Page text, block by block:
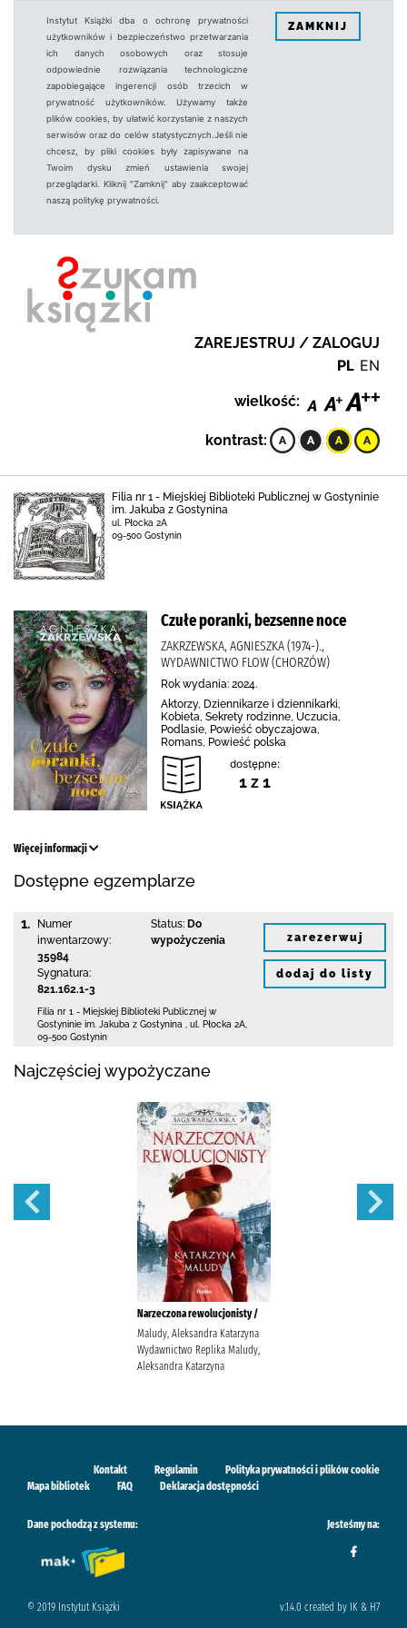
Instytut Książki dba o ochronę prywatności
użytkowników i bezpieczeństwo przetwarzania
ich danych osobowych oraz stosuje
odpowiednie rozwiązania technologiczne
zapobiegające ingerencji osób trzecich w
prywatność użytkowników. Używamy także
plików cookies, by ułatwić korzystanie z naszych
serwisów oraz do celów statystycznych.Jeśli nie
chcesz, by pliki cookies były zapisywane na
Twoim dysku zmień ustawienia swojej
przeglądarki. Kliknij "Zamknij" aby zaakceptować
naszą politykę prywatności.
ZAMKNIJ
ZAREJESTRUJ / ZALOGUJ
PL EN
wielkość:
kontrast:
Filia nr 1 - Miejskiej Biblioteki Publicznej w Gostyninie
im. Jakuba z Gostynina
ul. Płocka 2A
09-500 Gostynin
Czułe poranki, bezsenne noce
ZAKRZEWSKA, AGNIESZKA (1974-).,
WYDAWNICTWO FLOW (CHORZÓW)
Rok wydania: 2024.
Aktorzy, Dziennikarze i dziennikarki,
Kobieta, Sekrety rodzinne, Uczucia,
Podlasie, Powieść obyczajowa,
Romans, Powieść polska
dostępne:
1 z 1
Więcej informacji
Dostępne egzemplarze
1.
Numer
inwentarzowy:
35984
Sygnatura:
821.162.1-3
Status: Do
wypożyczenia
Filia nr 1 - Miejskiej Biblioteki Publicznej w
Gostyninie im. Jakuba z Gostynina
ul. Płocka 2A
09-500 Gostynin
zarezerwuj
dodaj do listy
Najczęściej wypożyczane
Narzeczona rewolucjonisty /
Maludy, Aleksandra Katarzyna
Wydawnictwo Replika Maludy,
Aleksandra Katarzyna
Kontakt Regulamin
Polityka prywatności i plików cookie
Mapa bibliotek
FAQ Deklaracja dostępności
Dane pochodzą z systemu: Jesteśmy na:
© 2019 Instytut Książki v.1.4.0 created by IK & H7